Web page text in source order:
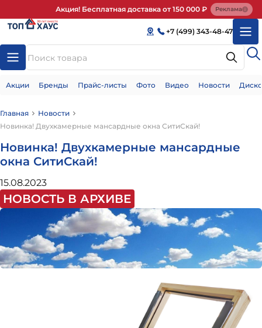
Акция! Бесплатная доставка от 150 000 ₽ Реклама
+7 (499) 343-48-47
Акции Бренды Прайс-листы Фото Видео Новости
Главная
Новости
Новинка! Двухкамерные мансардные окна СитиСкай!
Новинка! Двухкамерные мансардные
окна СитиСкай!
15.08.2023
НОВОСТЬ В АРХИВЕ